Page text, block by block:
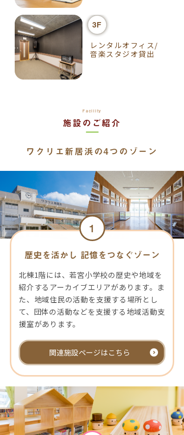
3F
レンタルオフィス/
音楽スタジオ貸出
Facility
施設のご紹介
ワクリエ新居浜の4つのゾーン
1
歴史を活かし 記憶をつなぐゾーン
北棟1階には、若宮小学校の歴史や地域を
紹介するアーカイブエリアがあります。ま
た、地域住民の活動を支援する場所とし
て、団体の活動などを支援する地域活動支
援室があります。
関連施設ページはこちら